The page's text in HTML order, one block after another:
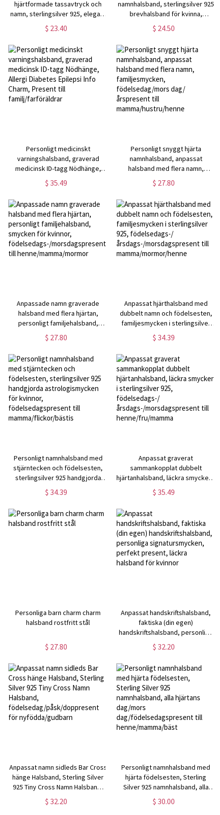
hjärtformade tassavtryck och
namn, sterlingsilver 925, elegant
hund-/kattberlock, minnessak,
present till husdjursägare/henne
$ 23.40
namnhalsband, sterlingsilver 925
brevhalsband för kvinna,
minimalistiska brevsmycken,
födelsedags-/julpresent för
$ 24.50
Personligt medicinskt
varningshalsband, graverad
medicinsk ID-tagg Nödhänge,
Allergi Diabetes Epilepsi Info
Charm, Present till
$ 35.49
Personligt snyggt hjärta
namnhalsband, anpassat
halsband med flera namn,
familjesmycken,
födelsedag/mors dag/
mamma/hustru/henne
$ 27.80
Anpassade namn graverade
halsband med flera hjärtan,
personligt familjehalsband,
smycken för kvinnor,
födelsedags-/morsdagspresent
$ 27.80
Anpassat hjärthalsband med
dubbelt namn och födelsesten,
familjesmycken i sterlingsilver
925, födelsedags-/
årsdags-/morsdagspresent till
$ 34.39
Personligt namnhalsband med
stjärntecken och födelsesten,
sterlingsilver 925 handgjorda
astrologismycken för kvinnor,
födelsedagspresent till
$ 34.39
Anpassat graverat
sammankopplat dubbelt
hjärtanhalsband, läckra smycken i
sterlingsilver 925, födelsedags-/
årsdags-/morsdagspresent till
$ 35.49
Personliga barn charm charm
halsband rostfritt stål
$ 27.80
Anpassat handskriftshalsband,
faktiska (din egen)
handskriftshalsband, personliga
signatursmycken, perfekt
present, läckra halsband för
$ 32.20
Anpassat namn sidleds Bar Cross
hänge Halsband, Sterling Silver
925 Tiny Cross Namn Halsband,
födelsedag/påsk/doppresent
för nyfödda/gudbarn
$ 32.20
Personligt namnhalsband med
hjärta födelsesten, Sterling
Silver 925 namnhalsband, alla
hjärtans dag/mors
dag/födelsedagspresent till
$ 30.00